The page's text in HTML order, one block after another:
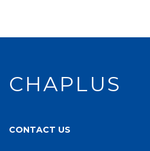
CHAPLUS
CONTACT US